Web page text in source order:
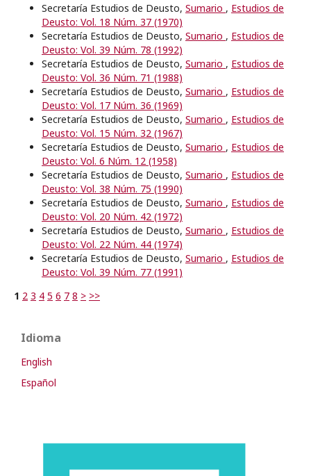
Secretaría Estudios de Deusto, Sumario , Estudios de
Deusto: Vol. 18 Núm. 37 (1970)
Secretaría Estudios de Deusto, Sumario , Estudios de
Deusto: Vol. 39 Núm. 78 (1992)
Secretaría Estudios de Deusto, Sumario , Estudios de
Deusto: Vol. 36 Núm. 71 (1988)
Secretaría Estudios de Deusto, Sumario , Estudios de
Deusto: Vol. 17 Núm. 36 (1969)
Secretaría Estudios de Deusto, Sumario , Estudios de
Deusto: Vol. 15 Núm. 32 (1967)
Secretaría Estudios de Deusto, Sumario , Estudios de
Deusto: Vol. 6 Núm. 12 (1958)
Secretaría Estudios de Deusto, Sumario , Estudios de
Deusto: Vol. 38 Núm. 75 (1990)
Secretaría Estudios de Deusto, Sumario , Estudios de
Deusto: Vol. 20 Núm. 42 (1972)
Secretaría Estudios de Deusto, Sumario , Estudios de
Deusto: Vol. 22 Núm. 44 (1974)
Secretaría Estudios de Deusto, Sumario , Estudios de
Deusto: Vol. 39 Núm. 77 (1991)
1 2 3 4 5 6 7 8 > >>
Idioma
English
Español